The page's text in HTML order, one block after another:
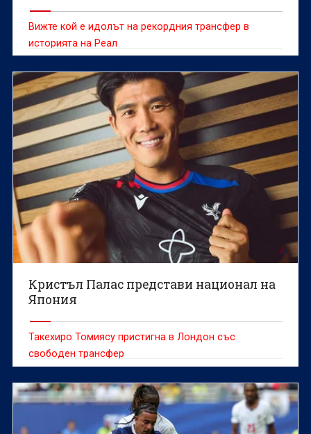
Вижте кой е идолът на рекордния трансфер в
историята на Реал
Кристъл Палас представи национал на
Япония
Такехиро Томиясу пристигна в Лондон със
свободен трансфер